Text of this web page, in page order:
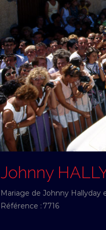
Johnny
Mariage de Johnny Hallyday
Référence : 7716